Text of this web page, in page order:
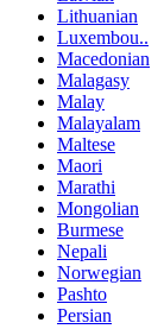
Lithuanian
Luxembou..
Macedonian
Malagasy
Malay
Malayalam
Maltese
Maori
Marathi
Mongolian
Burmese
Nepali
Norwegian
Pashto
Persian